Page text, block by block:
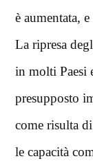
è aumentata,
La ripresa
in molti Paesi
presupposto
come risulta
le capacità